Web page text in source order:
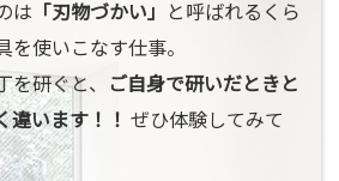
は 「刃物づかい」
と呼ばれるくら
を使いこなす仕事。
研ぐと、
ご自身で研いだときと
違います！！ ぜひ体験してみて